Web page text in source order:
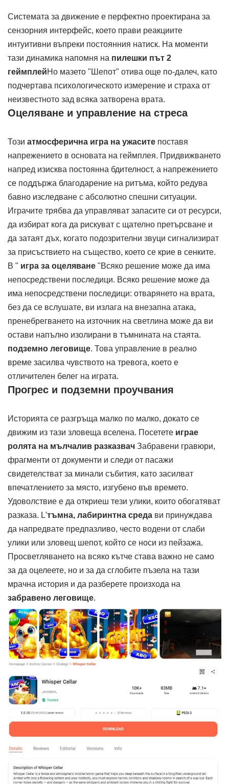
Системата за движение е перфектно проектирана за
сензорния интерфейс, което прави реакциите
интуитивни въпреки постоянния натиск. На моменти
тази динамика напомня на пилешки път 2
геймплейНо мазето "Шепот" отива още по-далеч, като
подчертава психологическото измерение и страха от
неизвестното зад всяка затворена врата.
Оцеляване и управление на стреса
Този атмосферична игра на ужасите поставя
напрежението в основата на геймплея. Придвижването
напред изисква постоянна бдителност, а напрежението
се поддържа благодарение на ритъма, който редува
бавно изследване с абсолютно спешни ситуации.
Играчите трябва да управляват запасите си от ресурси,
да избират кога да рискуват с щателно претърсване и
да затаят дъх, когато подозрителни звуци сигнализират
за присъствието на същество, което се крие в сенките.
В " игра за оцеляване "Всяко решение може да има
непосредствени последици. Всяко решение може да
има непосредствени последици: отварянето на врата,
без да се вслушате, ви излага на внезапна атака,
пренебрегването на източник на светлина може да ви
остави напълно изолирани в тъмнината на стаята.
подземно леговище. Това управление в реално
време засилва чувството на тревога, което е
отличителен белег на играта.
Прогрес и подземни проучвания
Историята се разгръща малко по малко, докато се
движим из тази зловеща вселена. Посетете играе
ролята на мълчалив разказвач Забравени гравюри,
фрагменти от документи и следи от пасажи
свидетелстват за минали събития, като засилват
впечатлението за място, изгубено във времето.
Удоволствие е да откриеш тези улики, които обогатяват
разказа. L'тъмна, лабиринтна среда ви принуждава
да напредвате предпазливо, често водени от слаби
улики или зловещ шепот, който се носи из пейзажа.
Просветляването на всяко кътче става важно не само
за да оцелеете, но и за да сглобите пъзела на тази
мрачна история и да разберете произхода на
забравено леговище.